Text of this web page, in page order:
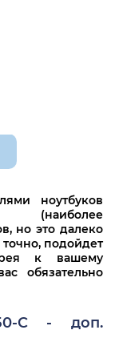
ноутбуков
(наиболее
но это далеко
подойдет
к вашему
обязательно
C - доп.